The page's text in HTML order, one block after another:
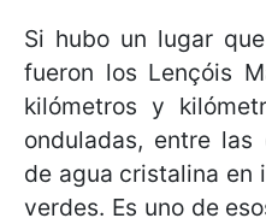
Si hubo un lugar
fueron los Lençóis
kilómetros y
onduladas, entre las
de agua cristalina en
verdes. Es uno de